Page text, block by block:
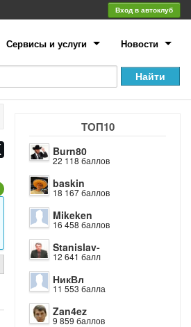
Вход в автоклуб
Сервисы и услуги Новости
ТОП10
Burn80
22 118 баллов
baskin
18 167 баллов
Mikeken
16 458 баллов
Stanislav-
12 641 балл
НикВл
11 553 балла
Zan4ez
9 859 баллов